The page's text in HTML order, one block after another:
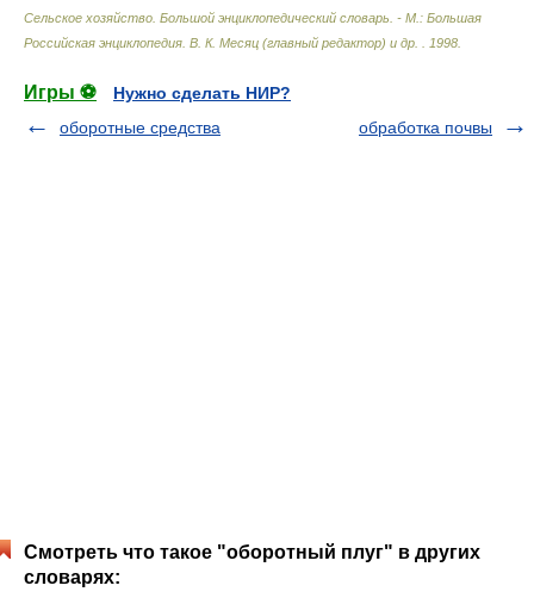
Сельское хозяйство. Большой энциклопедический словарь. - М.: Большая
Российская энциклопедия В. К. Месяц (главный редактор) и др. 1998
Игры ⚽
Нужно сделать НИР?
оборотные средства
обработка почвы
Смотреть что такое "оборотный плуг" в других
словарях: